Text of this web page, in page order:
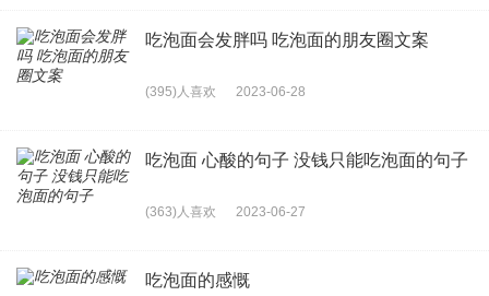
吃泡面会发胖吗 吃泡面的朋友圈文案
(395)人喜欢 2023-06-28
吃泡面 心酸的句子 没钱只能吃泡面的句子
(363)人喜欢 2023-06-27
吃泡面的感慨